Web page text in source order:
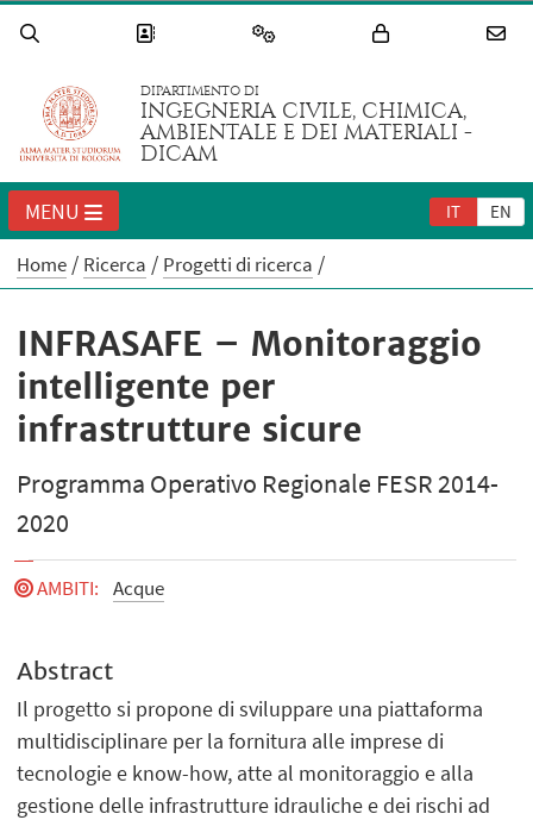
DIPARTIMENTO DI
INGEGNERIA CIVILE, CHIMICA,
AMBIENTALE E DEI MATERIALI -
DICAM
IT EN
MENU
Home Ricerca Progetti di ricerca
INFRASAFE – Monitoraggio
intelligente per
infrastrutture sicure
Programma Operativo Regionale FESR 2014-
2020
AMBITI: Acque
Abstract
Il progetto si propone di sviluppare una piattaforma
multidisciplinare per la fornitura alle imprese di
tecnologie e know-how, atte al monitoraggio e alla
gestione delle infrastrutture idrauliche e dei rischi ad